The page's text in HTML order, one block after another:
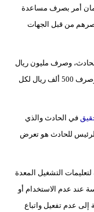
أبراج
فيديو
أمر بصرف مساعدة
من قبل الجهات
وصرف مليون ريال
أيضًا لكل مصاب بإصابة بالغة نتج منها إعاقة دائمة، وصرف 500 ألف ريال لكل
في الحادث والذي
الرئيس للحادث هو تعرض
التشغيل المعدة
عند عدم الاستخدام أو
إلى عدم تفعيل واتباع